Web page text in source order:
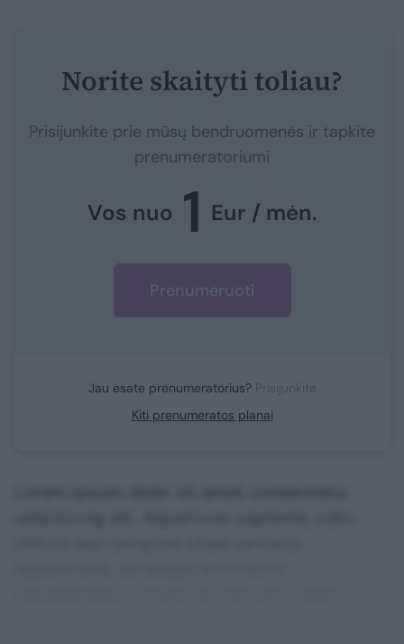
Norite skaityti toliau?
Prisijunkite prie mūsų bendruomenės ir tapkite
prenumeratoriumi
Vos nuo 1 Eur / mėn.
Prenumeruoti
Jau esate prenumeratorius? Prisijunkite
Kiti prenumeratos planai